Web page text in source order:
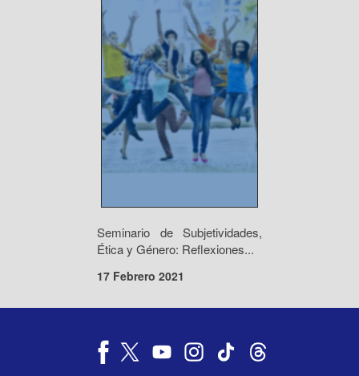
Seminario de Subjetividades,
Ética y Género: Reflexiones...
17 Febrero 2021